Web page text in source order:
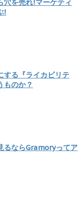
穴を売れ!マーケティ
!
する『ライカビリテ
ものか？
るならGramoryってア